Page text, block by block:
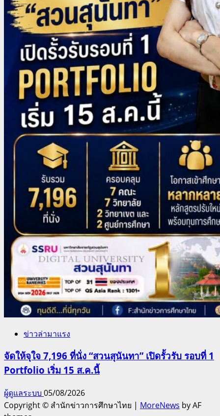
ข่าวล่ามาแรง
จัดให้จุใจ 7,196 ที่นั่ง “สวนสุนันทา” เปิดรั้วรับ รอบที่ 1
Portfolio เริ่ม 15 ส.ค.นี้
ผู้ดูแลระบบ 05/08/2026
Copyright © สำนักข่าวการศึกษาไทย | MoreNews by AF